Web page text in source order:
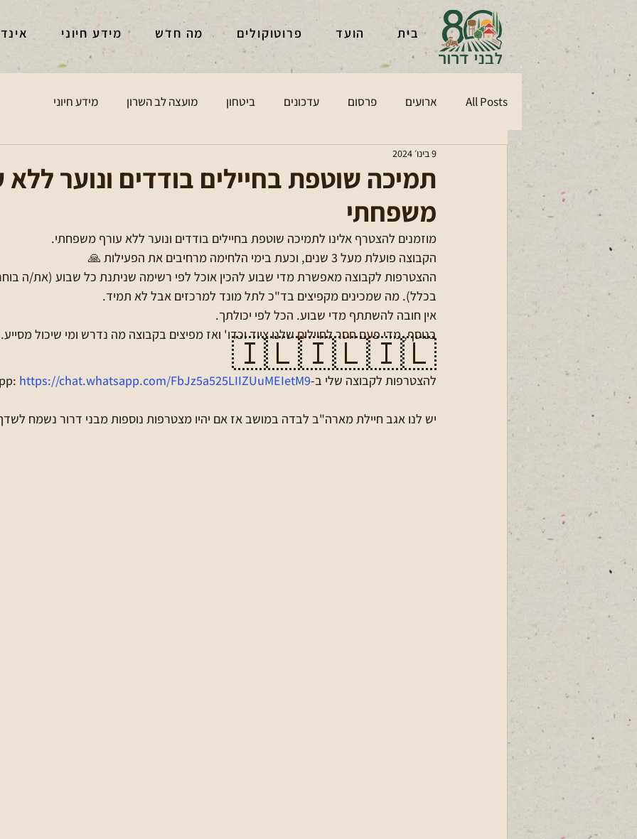
בית הועד פרוטוקולים מה חדש מידע חיוני
All Posts ארועים פרסום עדכונים ביטחון מועצה לב השרון מידע חיוני
תמיכה שוטפת בחיילים בודדים ונוער ללא
משפחתי
9 בינו׳ 2024
מוזמנים להצטרף אלינו לתמיכה שוטפת בחיילים בודדים ונוער ללא עורף משפחתי.
הקבוצה פועלת מעל 3 שנים, וכעת בימי הלחימה מרחיבים את הפעילות 🙏
ההצטרפות לקבוצה מאפשרת מדי שבוע להכין אוכל לפי רשימה שניתנת כל שבוע (את/ה
בכלל). מה שמכינים מקפיצים בד"כ לתל מונד למרכזים אבל לא תמיד.
אין חובה להשתתף מדי שבוע. הכל לפי יכולתך.
בנוסף, מדי פעם חסר לחיילים שלנו ציוד וכדו' ואז מפיצים בקבוצה מה נדרש ומי שיכול
🇮🇱🇮🇱🇮🇱
‏להצטרפות לקבוצה שלי ב-WhatsApp: https://chat.whatsapp.com/FbJz5a525LIIZUuMEIetM9
יש לנו אגב חיילת מארה"ב לבדה במושב אז אם יהיו מצטרפות נוספות מבני דרור נשמח